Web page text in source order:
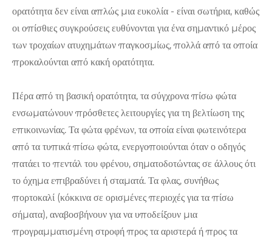
ορατότητα δεν είναι απλώς μια ευκολία - είναι σωτήρια, καθώς
οι οπίσθιες συγκρούσεις ευθύνονται για ένα σημαντικό μέρος
των τροχαίων ατυχημάτων παγκοσμίως, πολλά από τα οποία
προκαλούνται από κακή ορατότητα.
Πέρα από τη βασική ορατότητα, τα σύγχρονα πίσω φώτα
ενσωματώνουν πρόσθετες λειτουργίες για τη βελτίωση της
επικοινωνίας. Τα φώτα φρένων, τα οποία είναι φωτεινότερα
από τα τυπικά πίσω φώτα, ενεργοποιούνται όταν ο οδηγός
πατάει το πεντάλ του φρένου, σηματοδοτώντας σε άλλους ότι
το όχημα επιβραδύνει ή σταματά. Τα φλας, συνήθως
πορτοκαλί (κόκκινα σε ορισμένες περιοχές για τα πίσω
σήματα), αναβοσβήνουν για να υποδείξουν μια
προγραμματισμένη στροφή προς τα αριστερά ή προς τα